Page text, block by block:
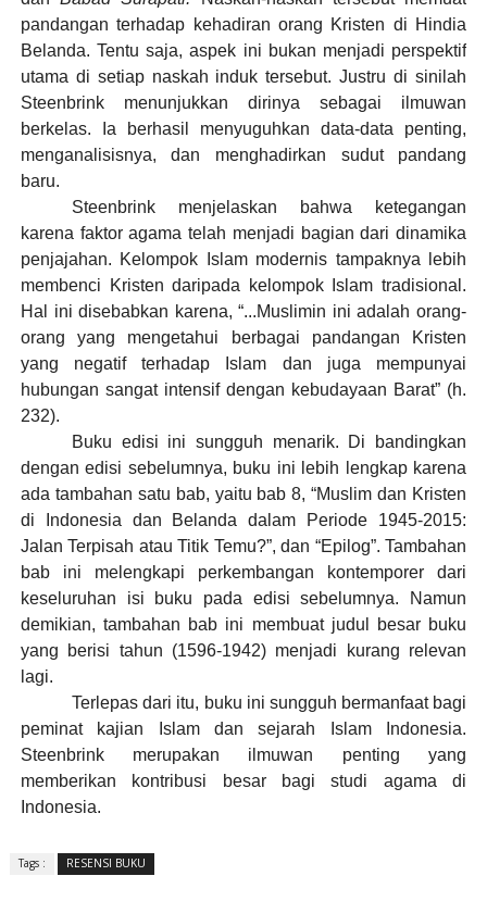
pandangan terhadap kehadiran orang Kristen di Hindia
Belanda. Tentu saja, aspek ini bukan menjadi perspektif
utama di setiap naskah induk tersebut. Justru di sinilah
Steenbrink menunjukkan dirinya sebagai ilmuwan
berkelas. Ia berhasil menyuguhkan data-data penting,
menganalisisnya, dan menghadirkan sudut pandang
baru.
Steenbrink menjelaskan bahwa ketegangan
karena faktor agama telah menjadi bagian dari dinamika
penjajahan. Kelompok Islam modernis tampaknya lebih
membenci Kristen daripada kelompok Islam tradisional.
Hal ini disebabkan karena, “...Muslimin ini adalah orang-
orang yang mengetahui berbagai pandangan Kristen
yang negatif terhadap Islam dan juga mempunyai
hubungan sangat intensif dengan kebudayaan Barat” (h.
232).
Buku edisi ini sungguh menarik. Di bandingkan
dengan edisi sebelumnya, buku ini lebih lengkap karena
ada tambahan satu bab, yaitu bab 8, “Muslim dan Kristen
di Indonesia dan Belanda dalam Periode 1945-2015:
Jalan Terpisah atau Titik Temu?”, dan “Epilog”. Tambahan
bab ini melengkapi perkembangan kontemporer dari
keseluruhan isi buku pada edisi sebelumnya. Namun
demikian, tambahan bab ini membuat judul besar buku
yang berisi tahun (1596-1942) menjadi kurang relevan
lagi.
Terlepas dari itu, buku ini sungguh bermanfaat bagi
peminat kajian Islam dan sejarah Islam Indonesia.
Steenbrink merupakan ilmuwan penting yang
memberikan kontribusi besar bagi studi agama di
Indonesia.
Tags : RESENSI BUKU